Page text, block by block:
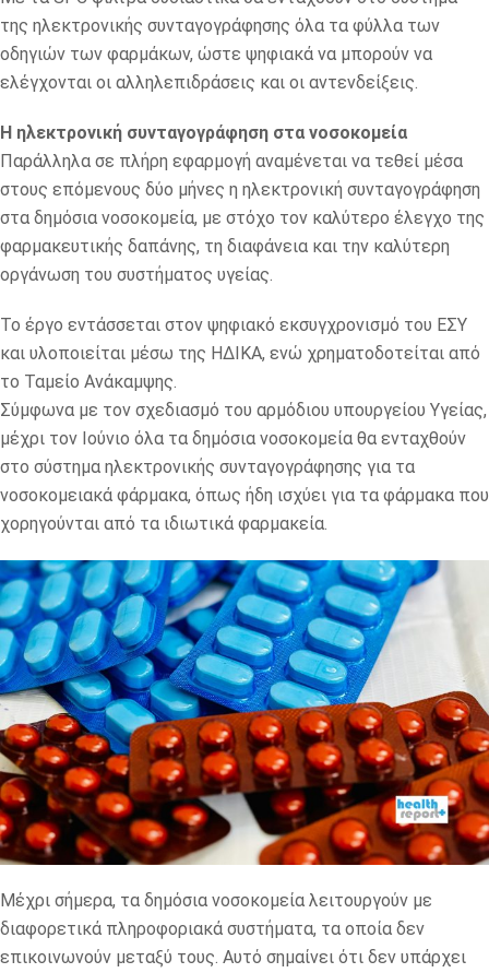
της ηλεκτρονικής συνταγογράφησης όλα τα φύλλα των
οδηγιών των φαρμάκων, ώστε ψηφιακά να μπορούν να
ελέγχονται οι αλληλεπιδράσεις και οι αντενδείξεις.
Η ηλεκτρονική συνταγογράφηση στα νοσοκομεία
Παράλληλα σε πλήρη εφαρμογή αναμένεται να τεθεί μέσα
στους επόμενους δύο μήνες η ηλεκτρονική συνταγογράφηση
στα δημόσια νοσοκομεία, με στόχο τον καλύτερο έλεγχο της
φαρμακευτικής δαπάνης, τη διαφάνεια και την καλύτερη
οργάνωση του συστήματος υγείας.
Το έργο εντάσσεται στον ψηφιακό εκσυγχρονισμό του ΕΣΥ
και υλοποιείται μέσω της ΗΔΙΚΑ, ενώ χρηματοδοτείται από
το Ταμείο Ανάκαμψης.
Σύμφωνα με τον σχεδιασμό του αρμόδιου υπουργείου Υγείας,
μέχρι τον Ιούνιο όλα τα δημόσια νοσοκομεία θα ενταχθούν
στο σύστημα ηλεκτρονικής συνταγογράφησης για τα
νοσοκομειακά φάρμακα, όπως ήδη ισχύει για τα φάρμακα που
χορηγούνται από τα ιδιωτικά φαρμακεία.
Μέχρι σήμερα, τα δημόσια νοσοκομεία λειτουργούν με
διαφορετικά πληροφοριακά συστήματα, τα οποία δεν
επικοινωνούν μεταξύ τους. Αυτό σημαίνει ότι δεν υπάρχει